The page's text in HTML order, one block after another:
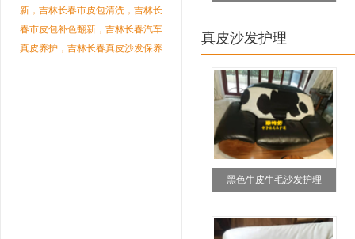
新，吉林长春市皮包清洗，吉林长
春市皮包补色翻新，吉林长春汽车
真皮养护，吉林长春真皮沙发保养
真皮沙发护理
黑色牛皮牛毛沙发护理